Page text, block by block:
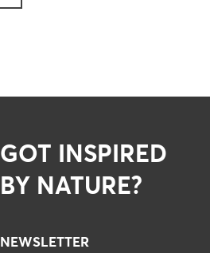
GOT INSPIRED
BY NATURE?
NEWSLETTER